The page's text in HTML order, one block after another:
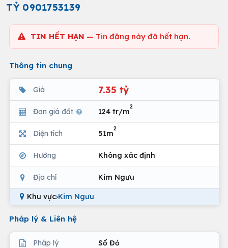
TỶ 0901753139
TIN HẾT HẠN — Tin đăng này đã hết hạn.
Thông tin chung
Giá 7.35 tỷ
Đơn giá đất 124 tr/m
2
Diện tích 51m
2
Hướng Không xác định
Địa chỉ Kim Ngưu
Khu vực›Kim Ngưu
Pháp lý & Liên hệ
Pháp lý Sổ Đỏ